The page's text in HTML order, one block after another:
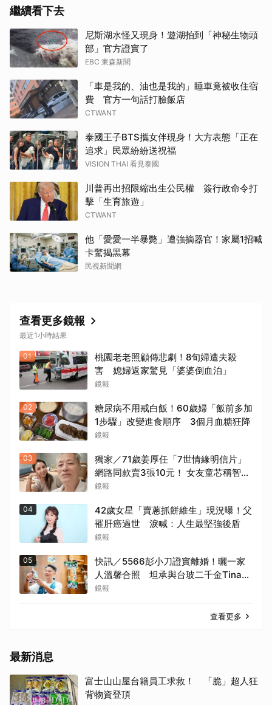
繼續看下去
尼斯湖水怪又現身！遊湖拍到「神秘生物頭
部」官方證實了
EBC 東森新聞
「車是我的、油也是我的」睡車竟被收住宿
費 官方一句話打臉飯店
CTWANT
泰國王子BTS攜女伴現身！大方表態「正在
追求」民眾紛紛送祝福
VISION THAI 看見泰國
川普再出招限縮出生公民權 簽行政命令打
擊「生育旅遊」
CTWANT
他「愛愛一半暴斃」遭強摘器官！家屬1招喊
卡驚揭黑幕
民視新聞網
查看更多鏡報
最近1小時結果
01
桃園老老照顧傳悲劇！8旬婦遭夫殺
害 媳婦返家驚見「婆婆倒血泊」
鏡報
02
糖尿病不用戒白飯！60歲婦「飯前多加
1步驟」改變進食順序 3個月血糖狂降
鏡報
03
獨家／71歲姜厚任「7世情緣明信片」
網路同款賣3張10元！ 女友童芯稱智商
146「台大3碩1博」 台灣大學回應
鏡報
04
42歲女星「賣蔥抓餅維生」現況曝！父
罹肝癌過世 淚喊：人生最堅強後盾
鏡報
05
快訊／5566彭小刀證實離婚！曬一家
人溫馨合照 坦承與台玻二千金Tina已
分開一段時間
鏡報
查看更多
最新消息
富士山山屋台籍員工求救！ 「脆」超人狂
背物資登頂